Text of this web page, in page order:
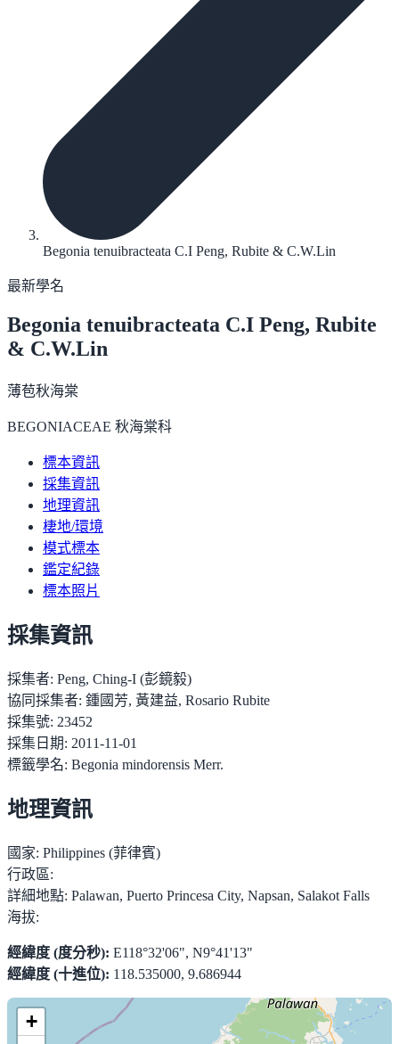
Begonia tenuibracteata C.I Peng, Rubite & C.W.Lin
最新學名
Begonia tenuibracteata C.I Peng, Rubite
& C.W.Lin
薄苞秋海棠
BEGONIACEAE 秋海棠科
標本資訊
採集資訊
地理資訊
棲地/環境
模式標本
鑑定紀錄
標本照片
採集資訊
採集者: Peng, Ching-I (彭鏡毅)
協同採集者: 鍾國芳, 黃建益, Rosario Rubite
採集號: 23452
採集日期: 2011-11-01
標籤學名: Begonia mindorensis Merr.
地理資訊
國家: Philippines (菲律賓)
行政區:
詳細地點: Palawan, Puerto Princesa City, Napsan, Salakot Falls
海拔:
經緯度 (度分秒): E118°32'06", N9°41'13"
經緯度 (十進位): 118.535000, 9.686944
+